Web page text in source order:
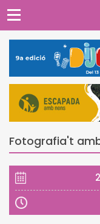
Fotografia't